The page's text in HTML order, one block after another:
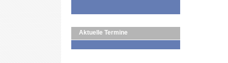
Aktuelle Termine